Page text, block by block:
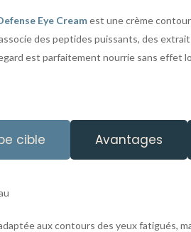
Eye Creamest une crème
des peptides puissants, des
est parfaitement nourrie sans effet
cible Avantages
aux contours des yeux fatigués,